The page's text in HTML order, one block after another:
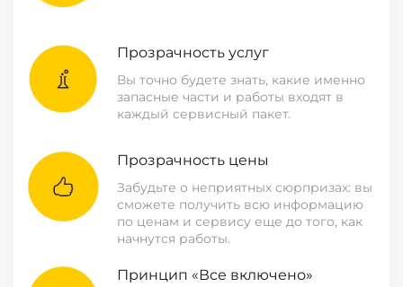
Прозрачность услуг
Вы точно будете знать, какие именно
запасные части и работы входят в
каждый сервисный пакет.
Прозрачность цены
Забудьте о неприятных сюрпризах: вы
сможете получить всю информацию
по ценам и сервису еще до того, как
начнутся работы.
Принцип «Все включено»